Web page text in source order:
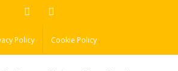
Facebook
Policy Cookie Policy